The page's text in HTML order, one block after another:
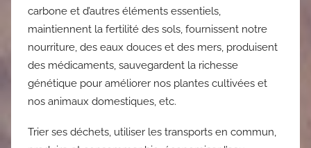
carbone et d’autres éléments essentiels,
maintiennent la fertilité des sols, fournissent notre
nourriture, des eaux douces et des mers, produisent
des médicaments, sauvegardent la richesse
génétique pour améliorer nos plantes cultivées et
nos animaux domestiques, etc.
Trier ses déchets, utiliser les transports en commun,